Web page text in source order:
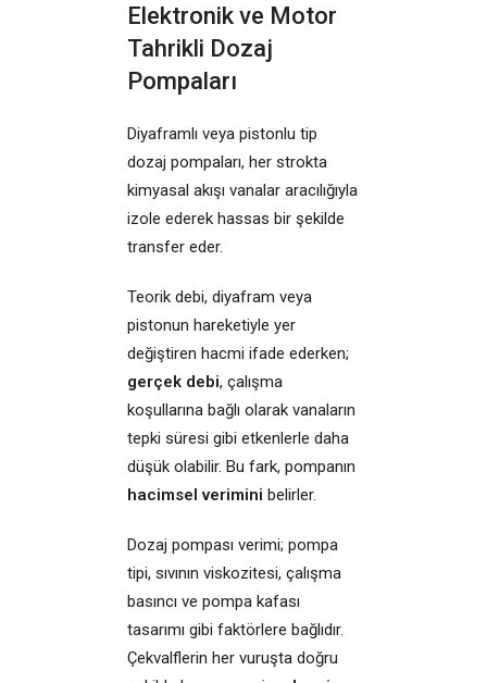
Elektronik ve Motor
Tahrikli Dozaj
Pompaları
Diyaframlı veya pistonlu tip
dozaj pompaları, her strokta
kimyasal akışı vanalar aracılığıyla
izole ederek hassas bir şekilde
transfer eder.
Teorik debi, diyafram veya
pistonun hareketiyle yer
değiştiren hacmi ifade ederken;
gerçek debi, çalışma
koşullarına bağlı olarak vanaların
tepki süresi gibi etkenlerle daha
düşük olabilir. Bu fark, pompanın
hacimsel verimini belirler.
Dozaj pompası verimi; pompa
tipi, sıvının viskozitesi, çalışma
basıncı ve pompa kafası
tasarımı gibi faktörlere bağlıdır.
Çekvalflerin her vuruşta doğru